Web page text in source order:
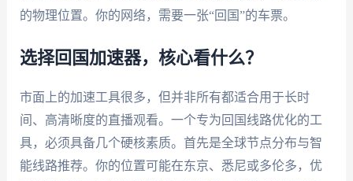
的物理位置。你的网络，需要一张“回国”的车票。
选择回国加速器，核心看什么？
市面上的加速工具很多，但并非所有都适合用于长时
间、高清晰度的直播观看。一个专为回国线路优化的工
具，必须具备几个硬核素质。首先是全球节点分布与智
能线路推荐。你的位置可能在东京、悉尼或多伦多，优